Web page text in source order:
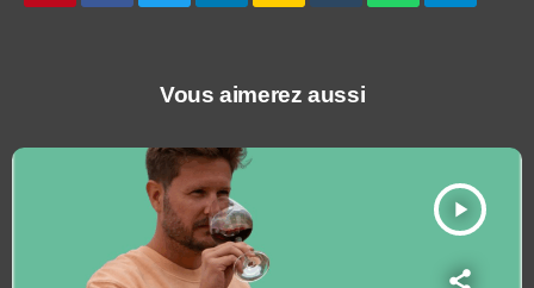
Vous aimerez aussi
play_arrow